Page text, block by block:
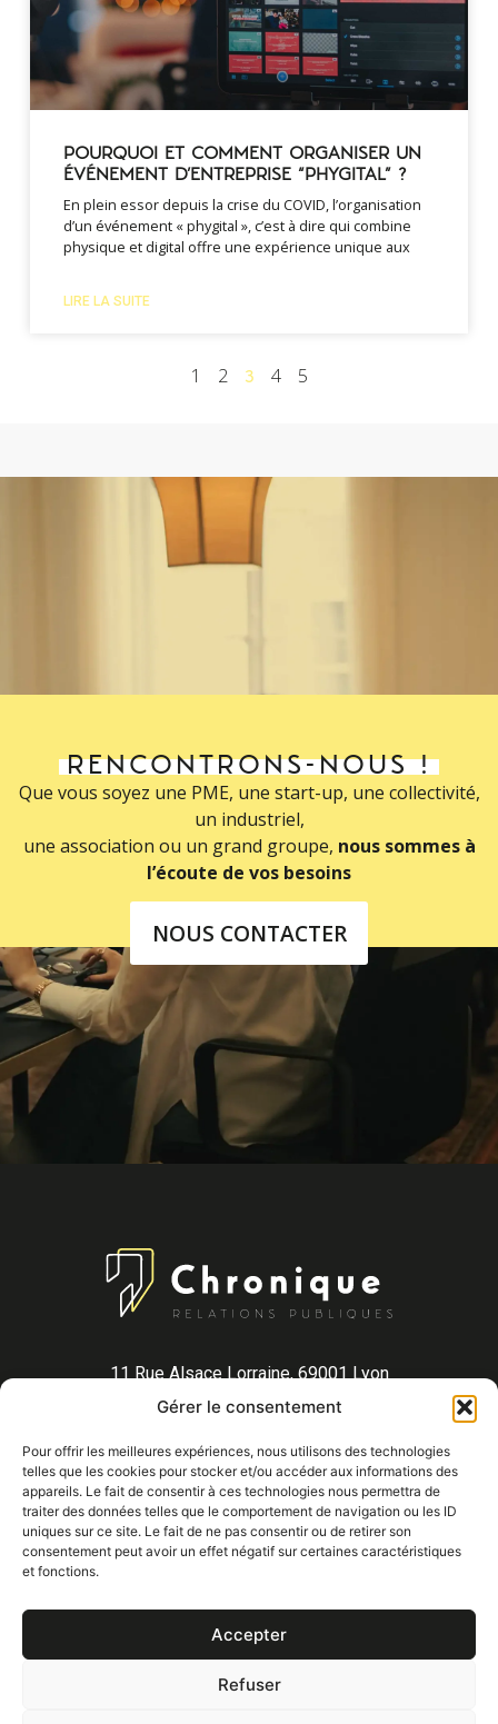
Gérer le consentement
Pour offrir les meilleures expériences, nous utilisons des technologies
telles que les cookies pour stocker et/ou accéder aux informations des
appareils. Le fait de consentir à ces technologies nous permettra de
traiter des données telles que le comportement de navigation ou les ID
uniques sur ce site. Le fait de ne pas consentir ou de retirer son
consentement peut avoir un effet négatif sur certaines caractéristiques
et fonctions.
Accepter
Refuser
POURQUOI ET COMMENT ORGANISER UN
ÉVÉNEMENT D’ENTREPRISE “PHYGITAL” ?
En plein essor depuis la crise du COVID, l’organisation
d’un événement « phygital », c’est à dire qui combine
physique et digital offre une expérience unique aux
LIRE LA SUITE
1 2 3 4 5
RENCONTRONS-NOUS !
Que vous soyez une PME, une start-up, une collectivité,
un industriel,
une association ou un grand groupe, nous sommes à
l’écoute de vos besoins
NOUS CONTACTER
11 Rue Alsace Lorraine, 69001 Lyon
14 Rue de Rouen, 75019 Paris
Mentions légalesConfidentialité© Agence Chronique 2025